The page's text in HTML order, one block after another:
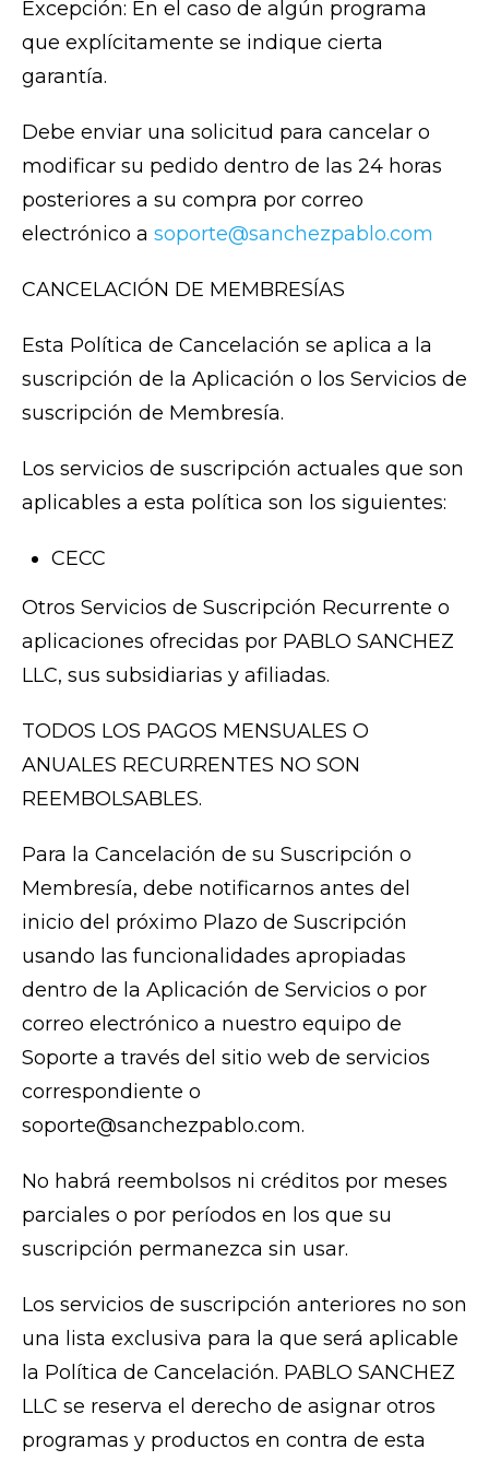
Excepción: En el caso de algún programa
que explícitamente se indique cierta
garantía.
Debe enviar una solicitud para cancelar o
modificar su pedido dentro de las 24 horas
posteriores a su compra por correo
electrónico a soporte@sanchezpablo.com
CANCELACIÓN DE MEMBRESÍAS
Esta Política de Cancelación se aplica a la
suscripción de la Aplicación o los Servicios de
suscripción de Membresía.
Los servicios de suscripción actuales que son
aplicables a esta política son los siguientes:
CECC
Otros Servicios de Suscripción Recurrente o
aplicaciones ofrecidas por PABLO SANCHEZ
LLC, sus subsidiarias y afiliadas.
TODOS LOS PAGOS MENSUALES O
ANUALES RECURRENTES NO SON
REEMBOLSABLES.
Para la Cancelación de su Suscripción o
Membresía, debe notificarnos antes del
inicio del próximo Plazo de Suscripción
usando las funcionalidades apropiadas
dentro de la Aplicación de Servicios o por
correo electrónico a nuestro equipo de
Soporte a través del sitio web de servicios
correspondiente o
soporte@sanchezpablo.com.
No habrá reembolsos ni créditos por meses
parciales o por períodos en los que su
suscripción permanezca sin usar.
Los servicios de suscripción anteriores no son
una lista exclusiva para la que será aplicable
la Política de Cancelación. PABLO SANCHEZ
LLC se reserva el derecho de asignar otros
programas y productos en contra de esta